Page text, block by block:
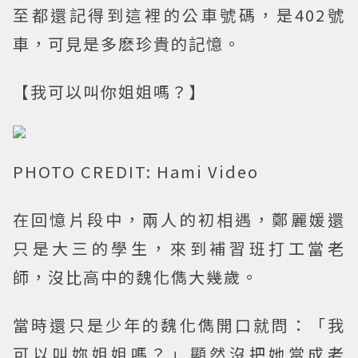
至都還記得到這裡的公車號碼，是402號
車，可見是多麽珍貴的記憶。
【我可以叫你姐姐嗎？】
PHOTO CREDIT: Hami Video
在回憶片段中，兩人的初相遇，鄭麗媛還
只是大三的學生，來到補習班打工當老
師，沒比高中的魏化儁大幾歲。
當時還只是少年的魏化儁開口就問：「我